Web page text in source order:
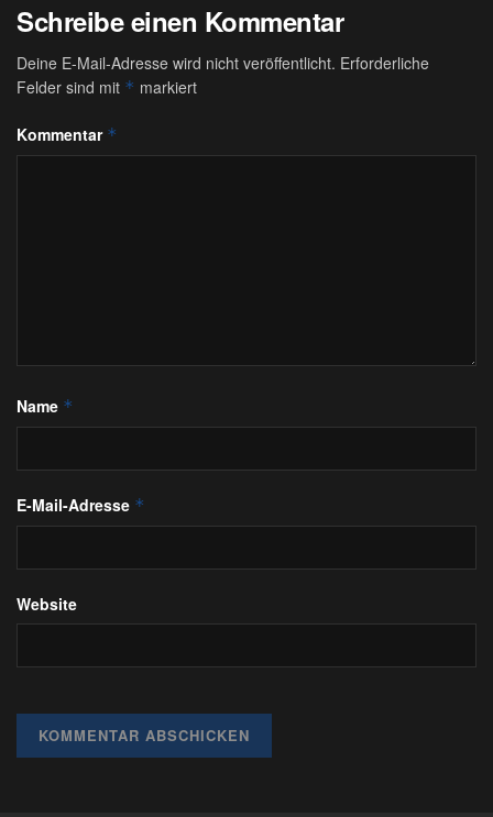
Schreibe einen Kommentar
Deine E-Mail-Adresse wird nicht veröffentlicht. Erforderliche
Felder sind mit * markiert
Kommentar *
Name *
E-Mail-Adresse *
Website